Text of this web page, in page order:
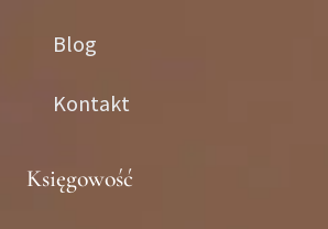
Blog
Kontakt
Księgowość